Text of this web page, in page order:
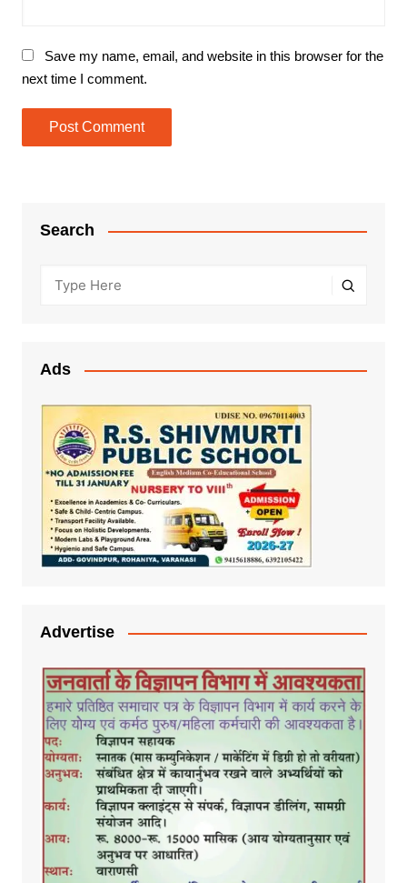
Save my name, email, and website in this browser for the
next time I comment.
Search
Ads
Advertise